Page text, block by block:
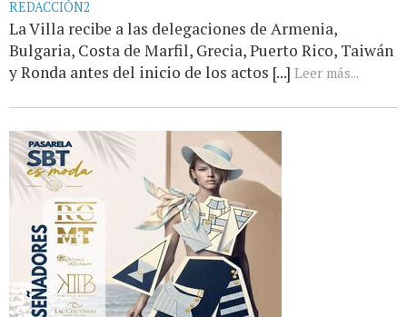
REDACCIÓN2
La Villa recibe a las delegaciones de Armenia,
Bulgaria, Costa de Marfil, Grecia, Puerto Rico, Taiwán
y Ronda antes del inicio de los actos [...] Leer más...